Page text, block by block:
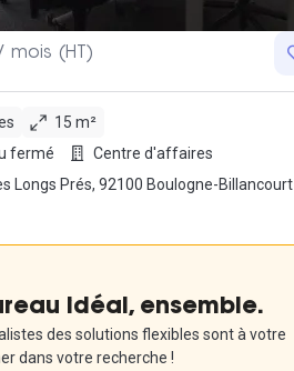
mois (HT)
15 m²
fermé
Centre d'affaires
Rue des Longs Prés, 92100 Boulogne-Billancourt
idéal, ensemble.
des solutions flexibles sont à votre
dans votre recherche !